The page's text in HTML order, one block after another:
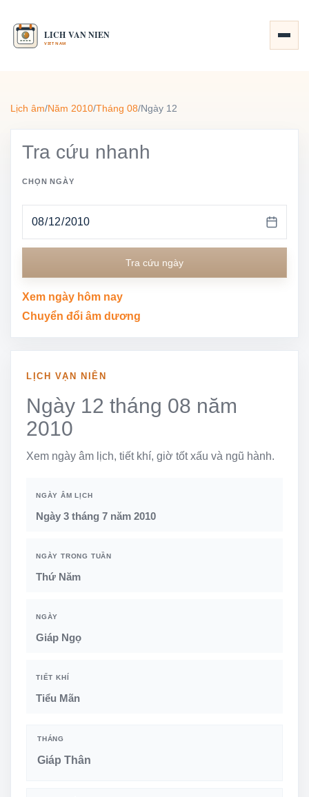
Lịch âm/Năm 2010/Tháng 08/Ngày 12
Tra cứu nhanh
CHỌN NGÀY
Tra cứu ngày
Xem ngày hôm nay
Chuyển đổi âm dương
LỊCH VẠN NIÊN
Ngày 12 tháng 08 năm
2010
Xem ngày âm lịch, tiết khí, giờ tốt xấu và ngũ hành.
NGÀY ÂM LỊCH
Ngày 3 tháng 7 năm 2010
NGÀY TRONG TUẦN
Thứ Năm
NGÀY
Giáp Ngọ
TIẾT KHÍ
Tiểu Mãn
THÁNG
Giáp Thân